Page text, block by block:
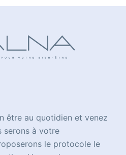
être au quotidien et venez
serons à votre
le protocole le